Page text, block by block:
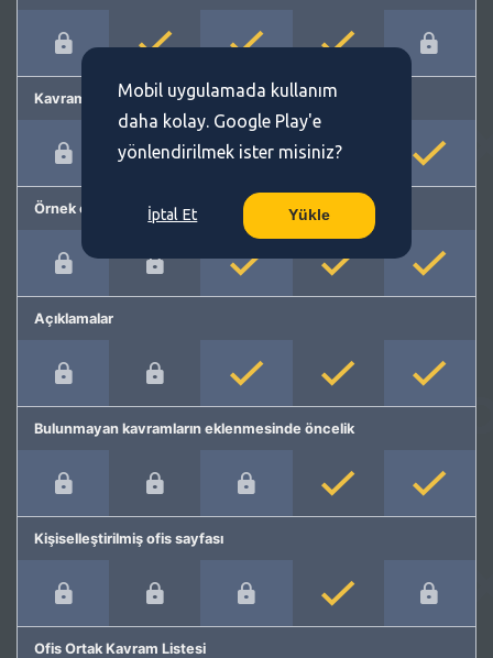
Kavram önerme
Örnek cümleler
Açıklamalar
Bulunmayan kavramların eklenmesinde öncelik
Kişiselleştirilmiş ofis sayfası
Ofis Ortak Kavram Listesi
Mobil uygulamada kullanım
daha kolay. Google Play'e
yönlendirilmek ister misiniz?
İptal Et Yükle